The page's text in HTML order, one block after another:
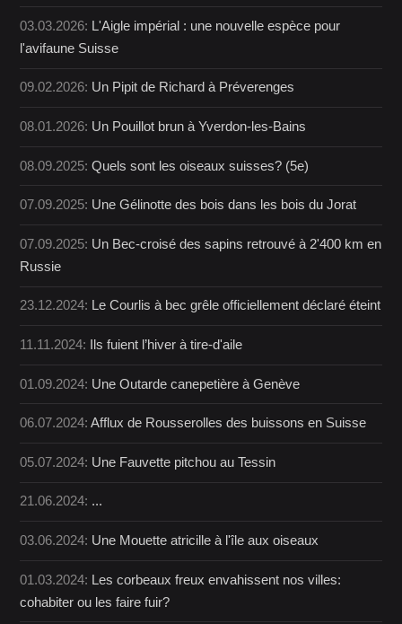
03.03.2026: L'Aigle impérial : une nouvelle espèce pour
l'avifaune Suisse
09.02.2026: Un Pipit de Richard à Préverenges
08.01.2026: Un Pouillot brun à Yverdon-les-Bains
08.09.2025:Quels sont les oiseaux suisses? (5e)
07.09.2025: Une Gélinotte des bois dans les bois du Jorat
07.09.2025: Un Bec-croisé des sapins retrouvé à 2'400 km en
Russie
23.12.2024: Le Courlis à bec grêle officiellement déclaré éteint
11.11.2024: Ils fuient l’hiver à tire-d'aile
01.09.2024: Une Outarde canepetière à Genève
06.07.2024:Afflux de Rousserolles des buissons en Suisse
05.07.2024: Une Fauvette pitchou au Tessin
21.06.2024: ...
03.06.2024: Une Mouette atricille à l'île aux oiseaux
01.03.2024: Les corbeaux freux envahissent nos villes:
cohabiter ou les faire fuir?